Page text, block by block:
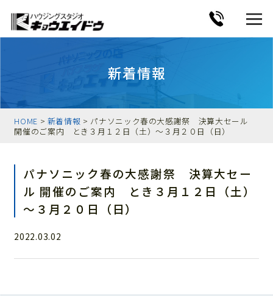
新着情報
HOME > 新着情報 > パナソニック春の大感謝祭 決算大セール
開催のご案内 とき３月１２日（土）～３月２０日（日）
パナソニック春の大感謝祭 決算大セー
ル 開催のご案内 とき３月１２日（土）
～３月２０日（日）
2022.03.02